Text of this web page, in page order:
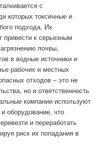
с
которых токсичные и
подхода. Их
к серьезным
почвы,
в водные источники и
рабочих и местных
отходов – это не
но и ответственность
компании используют
оборудование, что
и переработать
риск их попадания в